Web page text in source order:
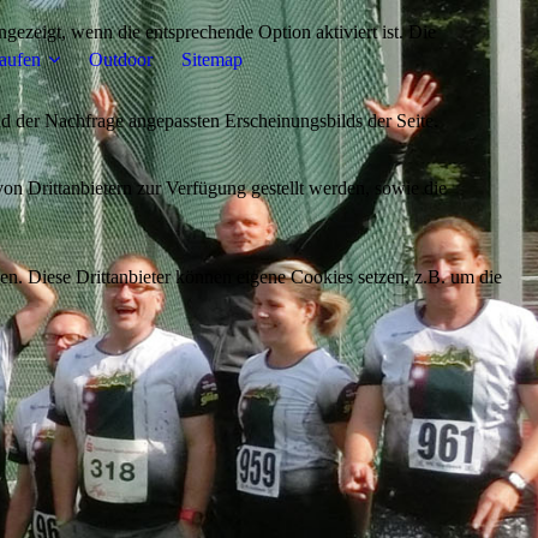
Outdoor Sitemap
wenn die entsprechende Option aktiviert ist. Die
Nachfrage angepassten Erscheinungsbilds der Seite.
Drittanbietern zur Verfügung gestellt werden, sowie die
Diese Drittanbieter können eigene Cookies setzen, z.B. um die